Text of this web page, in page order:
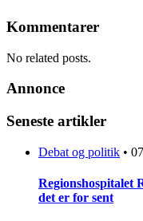
Kommentarer
No related posts.
Annonce
Seneste artikler
Debat og politik •
Regionshospitalet
det er for sent